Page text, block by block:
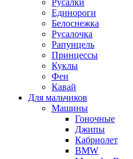
Единороги
Белоснежка
Русалочка
Рапунцель
Принцессы
Куклы
Феи
Кавай
Для мальчиков
Машины
Гоночные
Джипы
Кабриолет
BMW